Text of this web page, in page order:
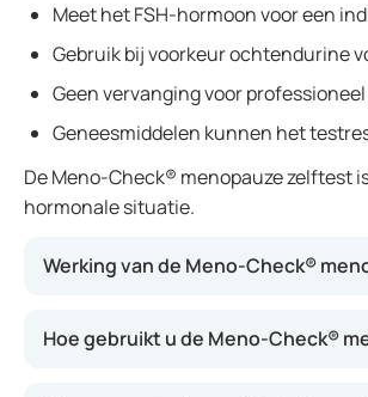
Meet het FSH-hormoon voor een
Gebruik bij voorkeur ochtendurine
Geen vervanging voor
Geneesmiddelen kunnen het
De Meno-Check® menopauze zelftest
hormonale situatie.
Werking van de Meno-Check®
De test werkt door het meten van
Hoe gebruikt u de Meno-Check®